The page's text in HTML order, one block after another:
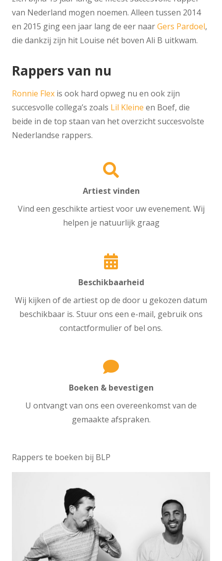
van Nederland mogen noemen. Alleen tussen 2014
en 2015 ging een jaar lang de eer naarGers Pardoel,
die dankzij zijn hit Louise nét boven Ali B uitkwam.
Rappers van nu
Ronnie Flex is ook hard opweg nu en ook zijn
succesvolle collega’s zoals Lil Kleine en Boef, die
beide in de top staan van het overzicht succesvolste
Nederlandse rappers.
Artiest vinden
Vind een geschikte artiest voor uw evenement. Wij
helpen je natuurlijk graag
Beschikbaarheid
Wij kijken of de artiest op de door u gekozen datum
beschikbaar is. Stuur ons een e-mail, gebruik ons
contactformulier of bel ons.
Boeken & bevestigen
U ontvangt van ons een overeenkomst van de
gemaakte afspraken.
Rappers te boeken bij BLP